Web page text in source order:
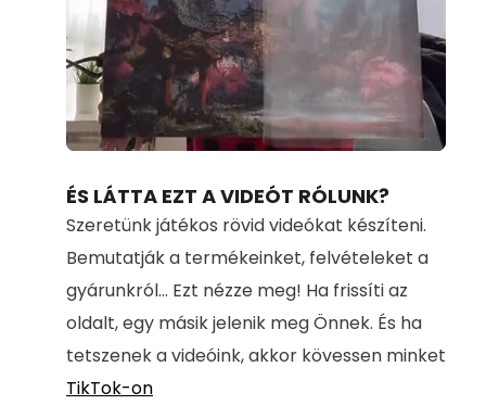
Unmute Loaded:
100.00%
ÉS LÁTTA EZT A VIDEÓT RÓLUNK?
Szeretünk játékos rövid videókat készíteni.
Bemutatják a termékeinket, felvételeket a
gyárunkról... Ezt nézze meg! Ha frissíti az
oldalt, egy másik jelenik meg Önnek. És ha
tetszenek a videóink, akkor kövessen minket
TikTok-on